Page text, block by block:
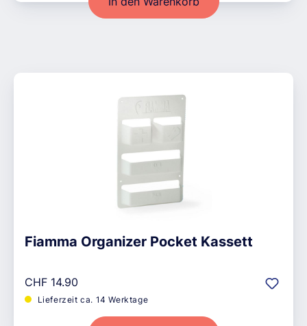
Fiamma Organizer Pocket Kassett
Regulärer Preis:
CHF 14.90
Lieferzeit ca. 14 Werktage